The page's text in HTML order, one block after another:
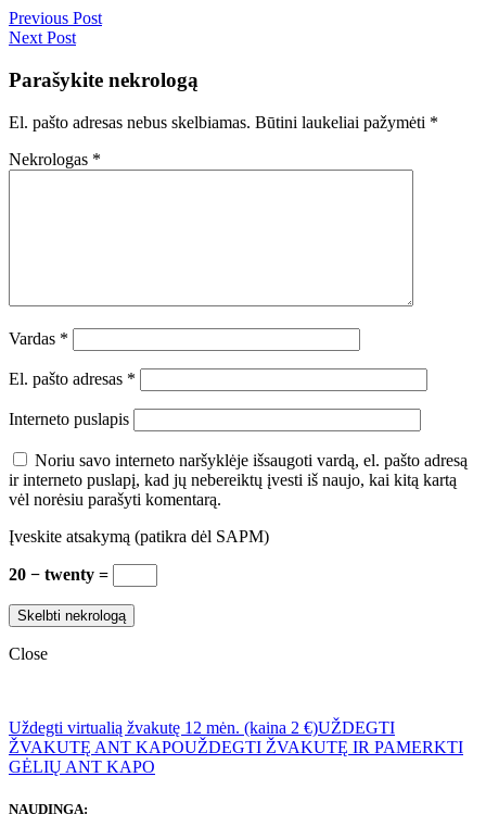
Previous Post
Next Post
Parašykite nekrologą
El. pašto adresas nebus skelbiamas. Būtini laukeliai pažymėti *
Nekrologas *
Vardas *
El. pašto adresas *
Interneto puslapis
Noriu savo interneto naršyklėje išsaugoti vardą, el. pašto adresą
ir interneto puslapį, kad jų nebereiktų įvesti iš naujo, kai kitą kartą
vėl norėsiu parašyti komentarą.
Įveskite atsakymą (patikra dėl SAPM)
20 − twenty =
Close
Uždegti virtualią žvakutę 12 mėn. (kaina 2 €)UŽDEGTI
ŽVAKUTĘ ANT KAPOUŽDEGTI ŽVAKUTĘ IR PAMERKTI
GĖLIŲ ANT KAPO
NAUDINGA: